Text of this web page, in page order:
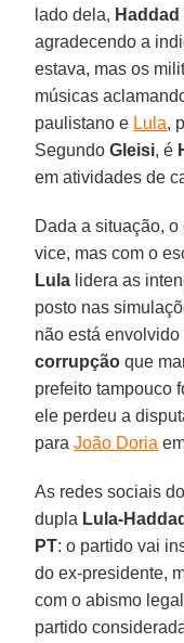
lado dela, Haddad
agradecendo a
estava, mas os
músicas
paulistano e Lula,
SegundoGleisi, é
em atividades de
Dada a situação,
vice, mas com o
Lula lidera as
posto nas
não está
corrupção que
prefeito tampouco
ele perdeu a
paraJoão Doria
As redes sociais
dupla Lula-Haddad
PT: o partido vai
do ex-presidente,
com o abismo
partido